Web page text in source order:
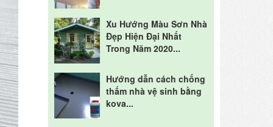
Xu Hướng Màu Sơn Nhà
Đẹp Hiện Đại Nhất
Trong Năm 2020...
Hướng dẫn cách chống
thấm nhà vệ sinh bằng
kova...